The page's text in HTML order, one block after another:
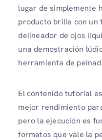
lugar de simplemente
producto brille con
delineador de ojos
una demostración
herramienta de
El contenido tutorial
mejor rendimiento
pero la ejecución es
formatos que vale la